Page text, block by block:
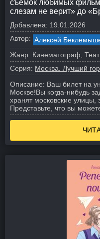
съемок любимых
слезам не верит» до
Добавлена: 19.01.2026
Автор: Алексей
Жанр: Кинематограф,
Серия: Москва. Лучший
Описание: Ваш билет на
Москве!Вы когда-нибудь
хранят московские улицы,
Представьте, что вы